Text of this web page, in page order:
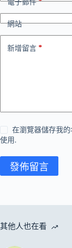
電子郵件
網站
新增留言 *
在瀏覽器儲存我
使用.
發佈留言
其他人也在看